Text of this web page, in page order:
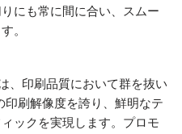
にも常に間に合い、スムー
。
、印刷品質において群を抜い
印刷解像度を誇り、鮮明なテ
ックを実現します。プロモ